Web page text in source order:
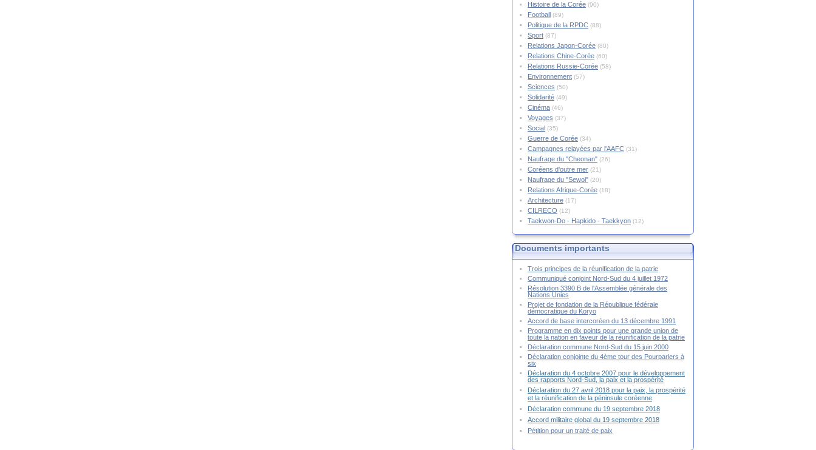
Histoire de la Corée (90)
Football (89)
Politique de la RPDC (88)
Sport (87)
Relations Japon-Corée (80)
Relations Chine-Corée (60)
Relations Russie-Corée (58)
Environnement (57)
Sciences (50)
Solidarité (49)
Cinéma (46)
Voyages (37)
Social (35)
Guerre de Corée (34)
Campagnes relayées par l'AAFC (31)
Naufrage du "Cheonan" (26)
Coréens d'outre mer (21)
Naufrage du "Sewol" (20)
Relations Afrique-Corée (18)
Architecture (17)
CILRECO (12)
Taekwon-Do - Hapkido - Taekkyon (12)
Documents importants
Trois principes de la réunification de la patrie
Communiqué conjoint Nord-Sud du 4 juillet 1972
Résolution 3390 B de l'Assemblée générale des
Nations Unies
Projet de fondation de la République fédérale
démocratique du Koryo
Accord de base intercoréen du 13 décembre 1991
Programme en dix points pour une grande union de
toute la nation en faveur de la réunification de la patrie
Déclaration commune Nord-Sud du 15 juin 2000
Déclaration conjointe du 4ème tour des Pourparlers à
six
Déclaration du 4 octobre 2007 pour le développement
des rapports Nord-Sud, la paix et la prospérité
Déclaration du 27 avril 2018 pour la paix, la prospérité
et la réunification de la péninsule coréenne
Déclaration commune du 19 septembre 2018
Accord militaire global du 19 septembre 2018
Pétition pour un traité de paix